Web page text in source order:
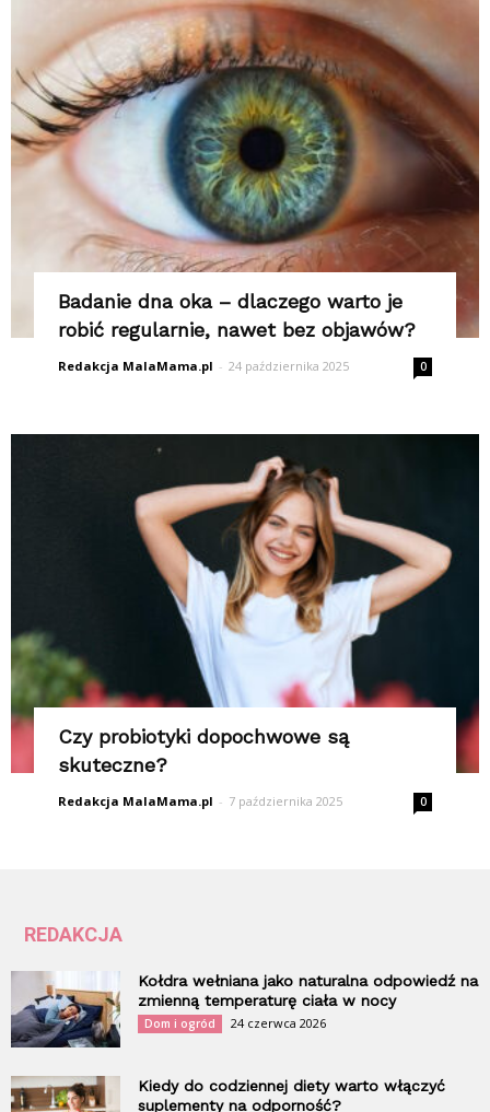
Badanie dna oka – dlaczego warto je
robić regularnie, nawet bez objawów?
Redakcja MalaMama.pl - 24 października 2025 0
Czy probiotyki dopochwowe są
skuteczne?
Redakcja MalaMama.pl - 7 października 2025 0
REDAKCJA
Kołdra wełniana jako naturalna odpowiedź na
zmienną temperaturę ciała w nocy
Dom i ogród 24 czerwca 2026
Kiedy do codziennej diety warto włączyć
suplementy na odporność?